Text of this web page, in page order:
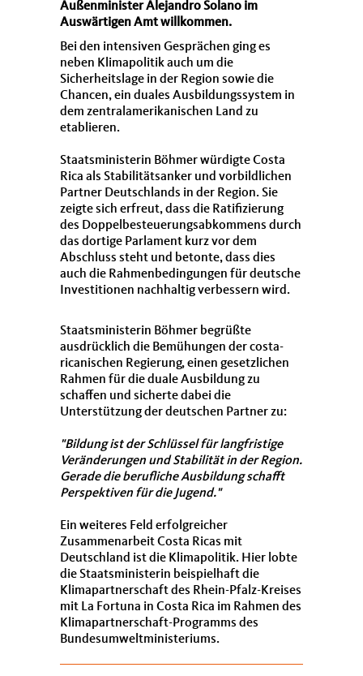
Außenminister Alejandro Solano im
Auswärtigen Amt willkommen.
Bei den intensiven Gesprächen ging es
neben Klimapolitik auch um die
Sicherheitslage in der Region sowie die
Chancen, ein duales Ausbildungssystem in
dem zentralamerikanischen Land zu
etablieren.
Staatsministerin Böhmer würdigte Costa
Rica als Stabilitätsanker und vorbildlichen
Partner Deutschlands in der Region. Sie
zeigte sich erfreut, dass die Ratifizierung
des Doppelbesteuerungsabkommens durch
das dortige Parlament kurz vor dem
Abschluss steht und betonte, dass dies
auch die Rahmenbedingungen für deutsche
Investitionen nachhaltig verbessern wird.
Staatsministerin Böhmer begrüßte
ausdrücklich die Bemühungen der costa-
ricanischen Regierung, einen gesetzlichen
Rahmen für die duale Ausbildung zu
schaffen und sicherte dabei die
Unterstützung der deutschen Partner zu:
"Bildung ist der Schlüssel für langfristige
Veränderungen und Stabilität in der Region.
Gerade die berufliche Ausbildung schafft
Perspektiven für die Jugend."
Ein weiteres Feld erfolgreicher
Zusammenarbeit Costa Ricas mit
Deutschland ist die Klimapolitik. Hier lobte
die Staatsministerin beispielhaft die
Klimapartnerschaft des Rhein-Pfalz-Kreises
mit La Fortuna in Costa Rica im Rahmen des
Klimapartnerschaft-Programms des
Bundesumweltministeriums.